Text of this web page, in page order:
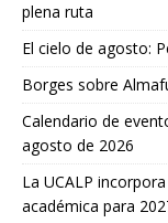
plena ruta
El cielo de agosto:
Borges sobre
Calendario de
agosto de 2026
La UCALP
académica para